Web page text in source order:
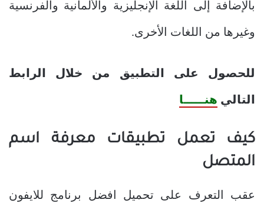
بالإضافة إلى اللغة الإنجليزية والألمانية والفرنسية
وغيرها من اللغات الأخرى.
للحصول على التطبيق من خلال الرابط
التالي هنـــــا
كيف تعمل تطبيقات معرفة اسم
المتصل
عقب التعرف على تحميل افضل برنامج للايفون